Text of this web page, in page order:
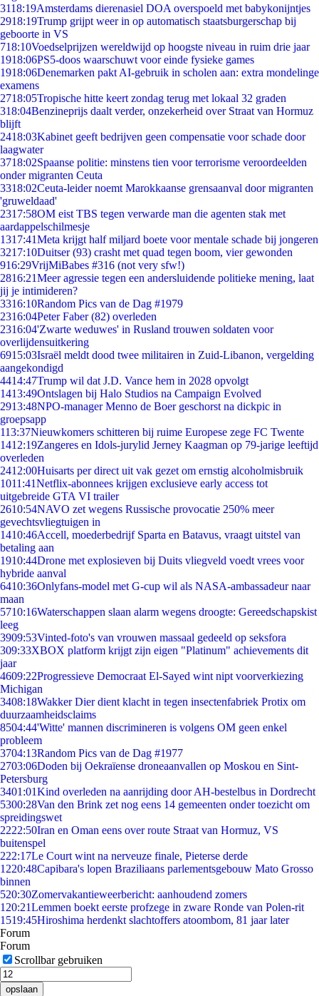
3118:19Amsterdams dierenasiel DOA overspoeld met babykonijntjes
2918:19Trump grijpt weer in op automatisch staatsburgerschap bij
geboorte in VS
718:10Voedselprijzen wereldwijd op hoogste niveau in ruim drie jaar
1918:06PS5-doos waarschuwt voor einde fysieke games
1918:06Denemarken pakt AI-gebruik in scholen aan: extra mondelinge
examens
2718:05Tropische hitte keert zondag terug met lokaal 32 graden
318:04Benzineprijs daalt verder, onzekerheid over Straat van Hormuz
blijft
2418:03Kabinet geeft bedrijven geen compensatie voor schade door
laagwater
3718:02Spaanse politie: minstens tien voor terrorisme veroordeelden
onder migranten Ceuta
3318:02Ceuta-leider noemt Marokkaanse grensaanval door migranten
'gruweldaad'
2317:58OM eist TBS tegen verwarde man die agenten stak met
aardappelschilmesje
1317:41Meta krijgt half miljard boete voor mentale schade bij jongeren
3217:10Duitser (93) crasht met quad tegen boom, vier gewonden
916:29VrijMiBabes #316 (not very sfw!)
2816:21Meer agressie tegen een andersluidende politieke mening, laat
jij je intimideren?
3316:10Random Pics van de Dag #1979
2316:04Peter Faber (82) overleden
2316:04'Zwarte weduwes' in Rusland trouwen soldaten voor
overlijdensuitkering
6915:03Israël meldt dood twee militairen in Zuid-Libanon, vergelding
aangekondigd
4414:47Trump wil dat J.D. Vance hem in 2028 opvolgt
1413:49Ontslagen bij Halo Studios na Campaign Evolved
2913:48NPO-manager Menno de Boer geschorst na dickpic in
groepsapp
113:37Nieuwkomers schitteren bij ruime Europese zege FC Twente
1412:19Zangeres en Idols-jurylid Jerney Kaagman op 79-jarige leeftijd
overleden
2412:00Huisarts per direct uit vak gezet om ernstig alcoholmisbruik
1011:41Netflix-abonnees krijgen exclusieve early access tot
uitgebreide GTA VI trailer
2610:54NAVO zet wegens Russische provocatie 250% meer
gevechtsvliegtuigen in
1410:46Accell, moederbedrijf Sparta en Batavus, vraagt uitstel van
betaling aan
1910:44Drone met explosieven bij Duits vliegveld voedt vrees voor
hybride aanval
6410:36Onlyfans-model met G-cup wil als NASA-ambassadeur naar
maan
5710:16Waterschappen slaan alarm wegens droogte: Gereedschapskist
leeg
3909:53Vinted-foto's van vrouwen massaal gedeeld op seksfora
309:33XBOX platform krijgt zijn eigen "Platinum" achievements dit
jaar
4609:22Progressieve Democraat El-Sayed wint nipt voorverkiezing
Michigan
3408:18Wakker Dier dient klacht in tegen insectenfabriek Protix om
duurzaamheidsclaims
8504:44'Witte' mannen discrimineren is volgens OM geen enkel
probleem
3704:13Random Pics van de Dag #1977
2703:06Doden bij Oekraïense droneaanvallen op Moskou en Sint-
Petersburg
3401:01Kind overleden na aanrijding door AH-bestelbus in Dordrecht
5300:28Van den Brink zet nog eens 14 gemeenten onder toezicht om
spreidingswet
2222:50Iran en Oman eens over route Straat van Hormuz, VS
buitenspel
222:17Le Court wint na nerveuze finale, Pieterse derde
1220:48Capibara's lopen Braziliaans parlementsgebouw Mato Grosso
binnen
520:30Zomervakantieweerbericht: aanhoudend zomers
1 20:21Lemmen boekt eerste profzege in zware Ronde van Polen-rit
1519:45Hiroshima herdenkt slachtoffers atoombom, 81 jaar later
Forum
Forum
Scrollbar gebruiken
opslaan